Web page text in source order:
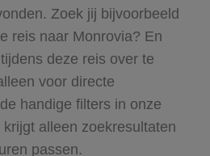
Zoek jij bijvoorbeeld
reis naar Monrovia? En
deze reis over te
voor directe
handige filters in onze
alleen zoekresultaten
passen.